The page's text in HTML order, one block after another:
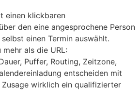
einen klickbaren
den eine angesprochene Person
einen Termin auswählt.
als die URL:
Puffer, Routing, Zeitzone,
entscheiden mit
wirklich ein qualifizierter